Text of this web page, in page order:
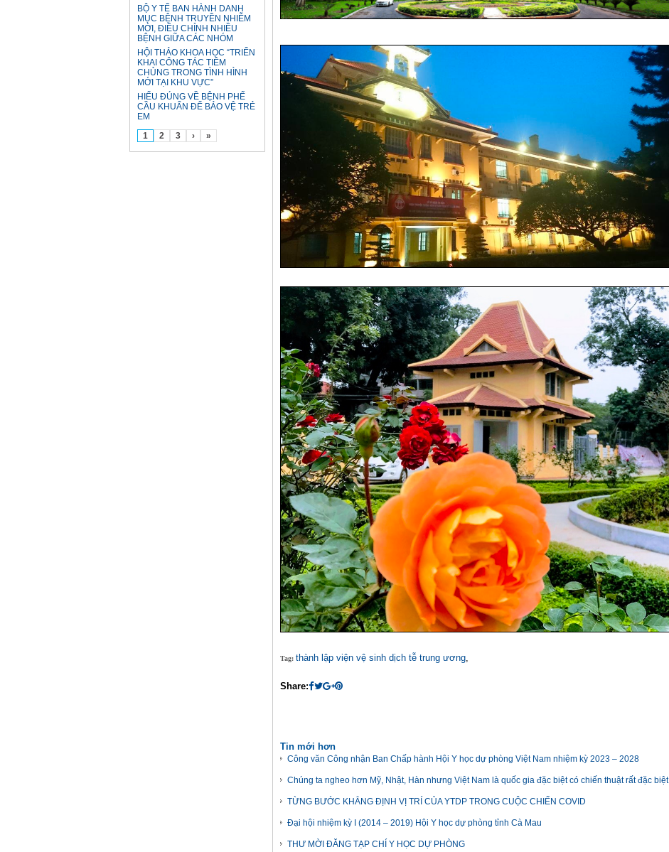
BỘ Y TẾ BAN HÀNH DANH
MỤC BỆNH TRUYỀN NHIỄM
MỚI, ĐIỀU CHỈNH NHIỀU
BỆNH GIỮA CÁC NHÓM
HỘI THẢO KHOA HỌC “TRIỂN
KHAI CÔNG TÁC TIÊM
CHỦNG TRONG TÌNH HÌNH
MỚI TẠI KHU VỰC”
HIỂU ĐÚNG VỀ BỆNH PHẾ
CẦU KHUẨN ĐỂ BẢO VỆ TRẺ
EM
1
2 3 › »
Tag: thành lập viện vệ sinh dịch tễ trung ương,
Share:
Tin mới hơn
Công văn Công nhận Ban Chấp hành Hội Y học dự phòng Việt Nam nhiệm kỳ 2023 – 2028
Chúng ta ngheo hơn Mỹ, Nhật, Hàn nhưng Việt Nam là quốc gia đặc biệt có chiến thuật rất đặc biệt
TỪNG BƯỚC KHẲNG ĐỊNH VỊ TRÍ CỦA YTDP TRONG CUỘC CHIẾN COVID
Đại hội nhiệm kỳ I (2014 – 2019) Hội Y học dự phòng tỉnh Cà Mau
THƯ MỜI ĐĂNG TẠP CHÍ Y HỌC DỰ PHÒNG